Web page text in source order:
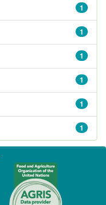
1
1
1
1
1
1